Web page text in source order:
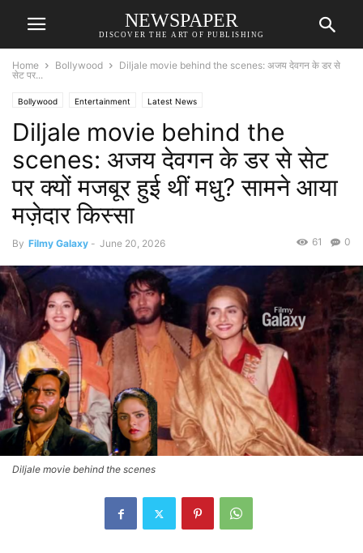
NEWSPAPER
DISCOVER THE ART OF PUBLISHING
Home Bollywood
Diljale movie behind the scenes: अजय देवगन के डर से
सेट पर...
Bollywood Entertainment Latest News
Diljale movie behind the
scenes: अजय देवगन के डर से सेट
पर क्यों मजबूर हुई थीं मधु? सामने आया
मज़ेदार किस्सा
By Filmy Galaxy - June 20, 2026 0
61
Diljale movie behind the scenes